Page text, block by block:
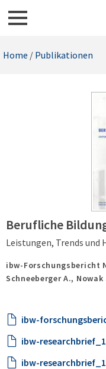
Home / Publikationen
Berufliche
Leistungen, Trends und
ibw-Forschungsbericht
Schneeberger A., Nowak
ibw-
ibw-
ibw-